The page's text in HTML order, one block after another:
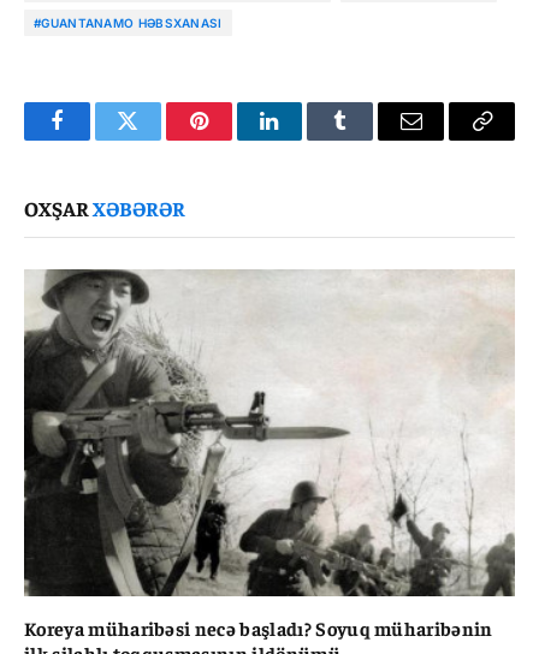
#GUANTANAMO HƏBSXANASI
FacebookTwitter PinterestLinkedInTumblr Email
Copy
OXŞARXƏBƏRƏR
Koreya müharibəsi necə başladı? Soyuq müharibənin